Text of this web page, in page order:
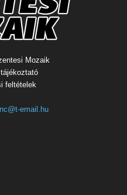
Mozaik
feltételek
email.hu